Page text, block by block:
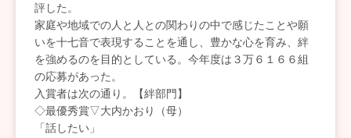
評した。
家庭や地域での人と人との関わりの中で感じたことや願
いを十七音で表現することを通し、豊かな心を育み、絆
を強めるのを目的としている。今年度は３万６１６６組
の応募があった。
入賞者は次の通り。【絆部門】
◇最優秀賞▽大内かおり（母）
「話したい」